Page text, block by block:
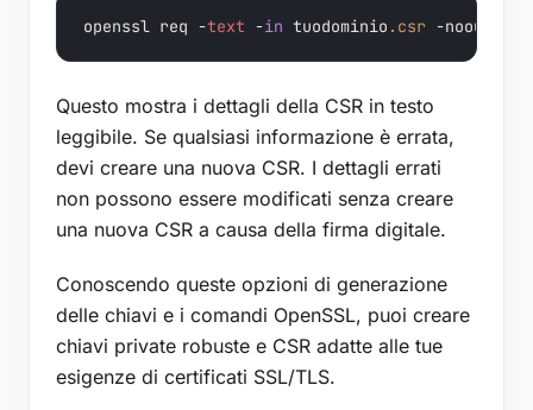
openssl req -text -in tuodominio .csr
Questo mostra i dettagli della CSR in testo
leggibile. Se qualsiasi informazione è errata,
devi creare una nuova CSR. I dettagli errati
non possono essere modificati senza creare
una nuova CSR a causa della firma digitale.
Conoscendo queste opzioni di generazione
delle chiavi e i comandi OpenSSL, puoi creare
chiavi private robuste e CSR adatte alle tue
esigenze di certificati SSL/TLS.